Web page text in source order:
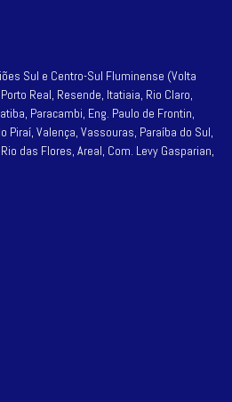
Sul e Centro-Sul Fluminense (Volta
Real, Resende, Itatiaia, Rio Claro,
Paracambi, Eng. Paulo de Frontin,
Piraí, Valença, Vassouras, Paraíba do Sul,
das Flores, Areal, Com. Levy Gasparian,